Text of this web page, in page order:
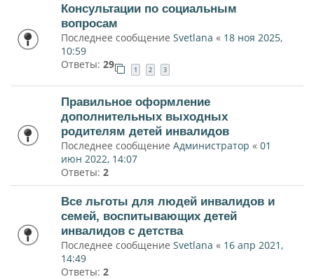
Консультации по социальным
вопросам
Последнее сообщение Svetlana « 18 ноя 2025,
10:59
Ответы: 29 1 2 3
Правильное оформление
дополнительных выходных
родителям детей инвалидов
Последнее сообщение Администратор « 01
июн 2022, 14:07
Ответы: 2
Все льготы для людей инвалидов и
семей, воспитывающих детей
инвалидов с детства
Последнее сообщение Svetlana « 16 апр 2021,
14:49
Ответы: 2